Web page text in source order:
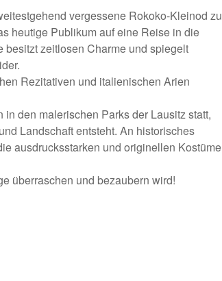
vergessene Rokoko-Kleinod zu
heutige Publikum auf eine Reise in die
zeitlosen Charme und spiegelt
Rezitativen und italienischen Arien
den malerischen Parks der Lausitz statt,
Landschaft entsteht. An historisches
ausdrucksstarken und originellen Kostüme
überraschen und bezaubern wird!